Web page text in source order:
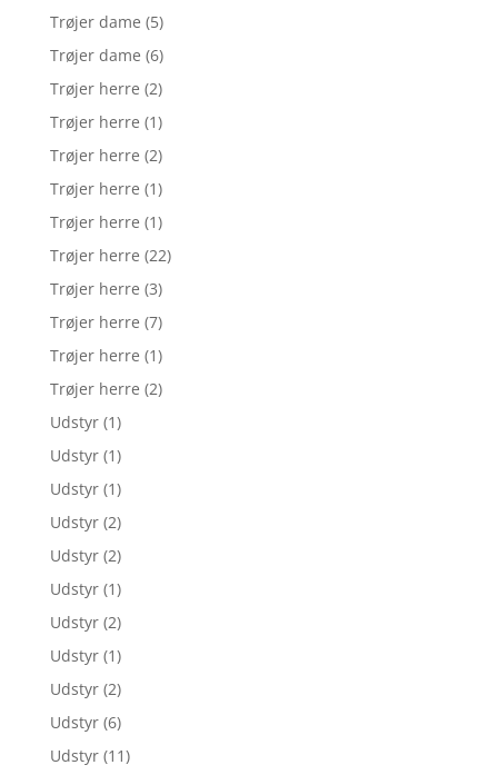
Trøjer dame (5)
Trøjer dame (6)
Trøjer herre (2)
Trøjer herre (1)
Trøjer herre (2)
Trøjer herre (1)
Trøjer herre (1)
Trøjer herre (22)
Trøjer herre (3)
Trøjer herre (7)
Trøjer herre (1)
Trøjer herre (2)
Udstyr (1)
Udstyr (1)
Udstyr (1)
Udstyr (2)
Udstyr (2)
Udstyr (1)
Udstyr (2)
Udstyr (1)
Udstyr (2)
Udstyr (6)
Udstyr (11)